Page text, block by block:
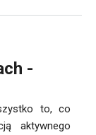
-
to, co
aktywnego